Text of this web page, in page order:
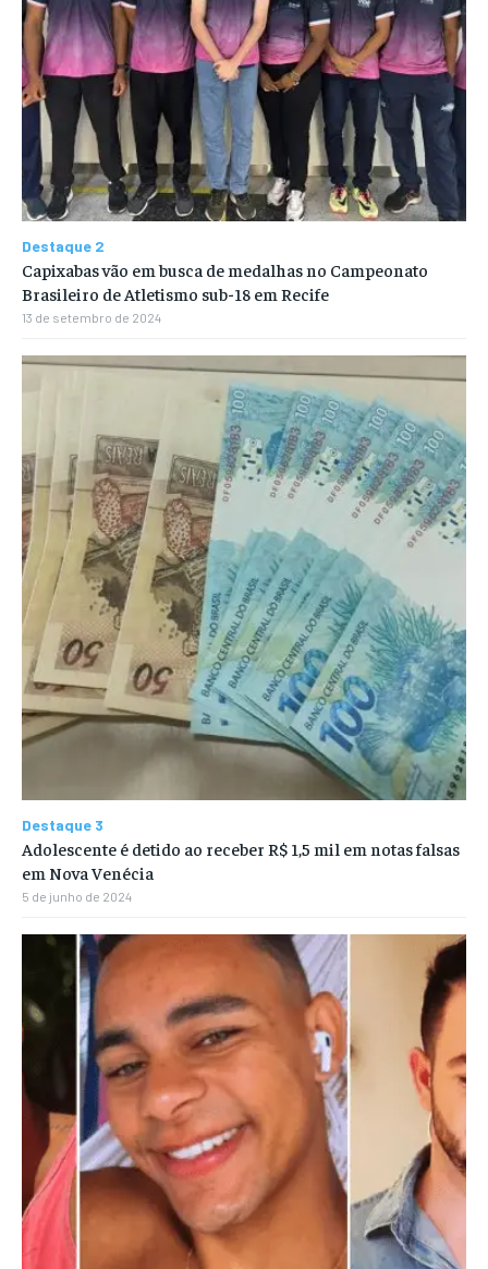
Destaque 2
Capixabas vão em busca de medalhas no Campeonato
Brasileiro de Atletismo sub-18 em Recife
13 de setembro de 2024
Destaque 3
Adolescente é detido ao receber R$ 1,5 mil em notas falsas
em Nova Venécia
5 de junho de 2024